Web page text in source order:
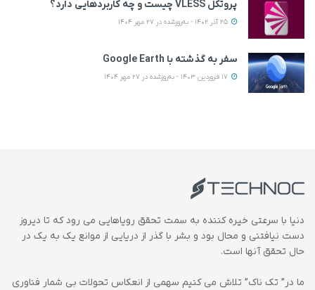
پروتکل VLESS چیست و چه کاربردهایی دارد؟
سفر به گذشته با Google Earth
دنیا با سرعتی خیره کننده به سمت تحقق رویاهایی می رود که تا دیروز
دست نیافتنی و محال بود و بشر با گذر از دریایی از موانع یک به یک در
حال تحقق آنها است.
ما در” تک ناک” تلاش می کنیم سهمی از انعکاس تحولات بی شمار فناوری